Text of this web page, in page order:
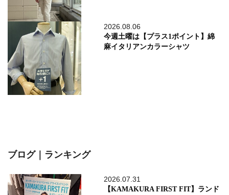
2026.08.06
今週土曜は【プラス1ポイント】綿
麻イタリアンカラーシャツ
ブログ｜ランキング
2026.07.31
【KAMAKURA FIRST FIT】ランド